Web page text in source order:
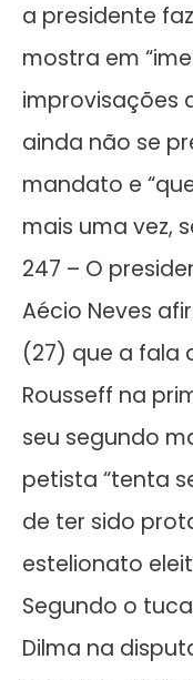
a presidente
mostra em
improvisações
ainda não se
mandato e
mais uma vez,
247 – O
Aécio Neves
(27) que a fala
Rousseff na
seu segundo
petista “tenta
de ter sido
estelionato
Segundo o
Dilma na